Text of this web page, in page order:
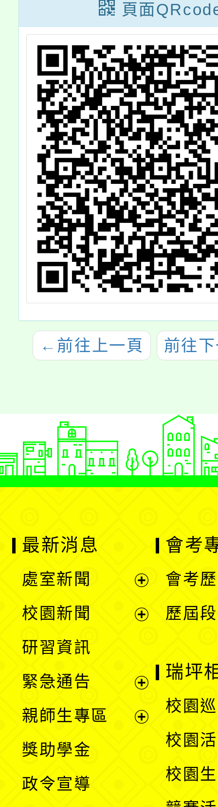
頁面
← 前往上一頁 前往
最新消息
處室新聞
單
校園新聞
選
單
研習資訊
緊急通告
親師生專區
獎助學金
政令宣導
會考
會考
歷屆
瑞坪
校園
校園
校園